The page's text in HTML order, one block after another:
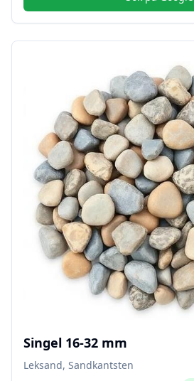
Singel 16-32 mm
Leksand, Sandkantsten